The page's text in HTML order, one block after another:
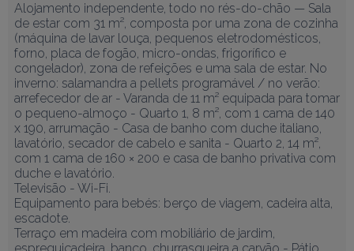
Alojamento independente, todo no rés-do-chão — Sala
de estar com 31 m², composta por uma zona de cozinha
(máquina de lavar louça, pequenos eletrodomésticos,
forno, placa de fogão, micro-ondas, frigorífico e
congelador), zona de refeições e uma sala de estar. No
inverno: salamandra a pellets programável / no verão:
arrefecedor de ar - Varanda de 11 m² equipada para tomar
o pequeno-almoço - Quarto 1, 8 m², com 1 cama de 140
x 190, arrumação - Casa de banho com duche italiano,
lavatório, secador de cabelo e sanita - Quarto 2, 14 m²,
com 1 cama de 160 × 200 e casa de banho privativa com
duche e lavatório.
Televisão - Wi-Fi.
Equipamento para bebés: berço de viagem, cadeira alta,
escadote.
Terraço em madeira com mobiliário de jardim,